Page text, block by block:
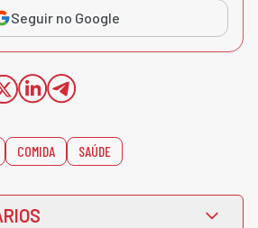
Seguir no Google
COMIDA SAÚDE